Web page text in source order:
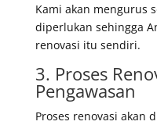
Kami akan mengurus
diperlukan sehingga
renovasi itu sendiri.
3. Proses
Pengawasan
Proses renovasi akan